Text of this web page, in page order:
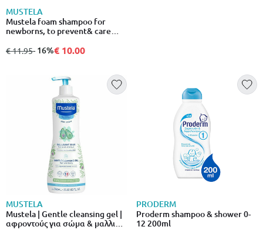
MUSTELA
Mustela foam shampoo for
newborns, to prevent& care
cap 150ml
από
€ 11.95σε
- 16%€ 10.00
MUSTELA
Mustela | Gentle cleansing gel |
αφροντούς για σώμα & μαλλιά
PRODERM
Proderm shampoo & shower 0-
12 200ml